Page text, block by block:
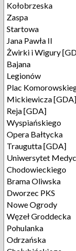
Kołobrzeska
Zaspa
Startowa
Jana Pawła II
Żwirki i Wigury
Bajana
Legionów
Plac
Mickiewicza [GDA]
Reja [GDA]
Wyspiańskiego
Opera Bałtycka
Traugutta [GDA]
Uniwersytet
Chodowieckiego
Brama Oliwska
Dworzec PKS
Nowe Ogrody
Węzeł Groddecka
Pohulanka
Odrzańska